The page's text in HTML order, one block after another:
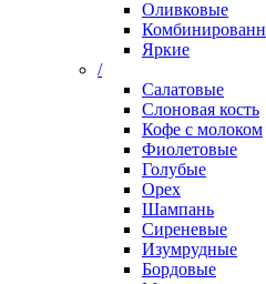
Оливковые
Яркие
/
Салатовые
Слоновая кость
Кофе с молоком
Фиолетовые
Голубые
Орех
Шампань
Сиреневые
Изумрудные
Бордовые